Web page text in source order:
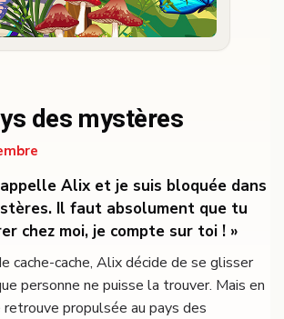
des mystères
Alix et je suis bloquée dans
Il faut absolument que tu
chez moi, je compte sur toi ! »
cache-cache, Alix décide de se glisser
personne ne puisse la trouver. Mais en
propulsée au pays des